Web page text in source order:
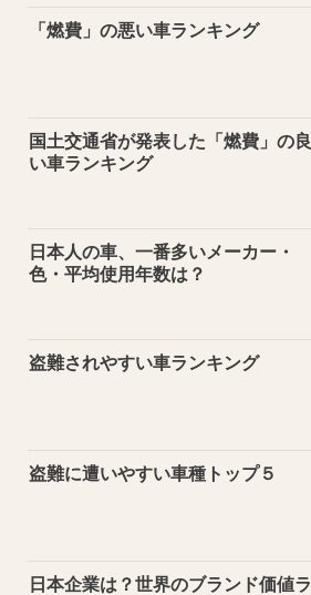
「燃費」の悪い車ランキング
国土交通省が発表した「燃費」の良
い車ランキング
日本人の車、一番多いメーカー・
色・平均使用年数は？
盗難されやすい車ランキング
盗難に遭いやすい車種トップ５
日本企業は？世界のブランド価値ラ